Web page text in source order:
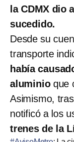
la CDMX dio
sucedido.
Desde su
transporte
había
aluminio que
Asimismo,
notificó a los
trenes de la